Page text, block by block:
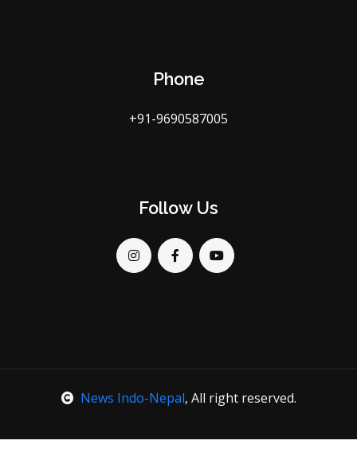
Phone
+91-9690587005
Follow Us
News Indo-Nepal, All right reserved.